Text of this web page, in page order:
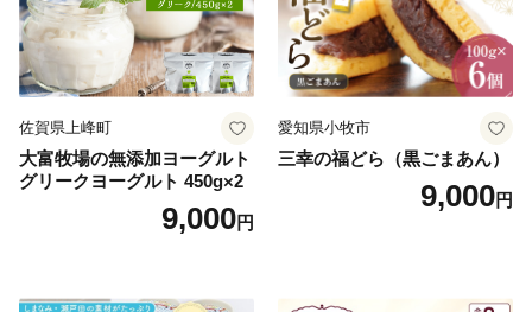
佐賀県上峰町
大富牧場の無添加ヨーグルト
グリークヨーグルト 450g×2
9,000円
愛知県小牧市
三幸の福どら（黒ごまあん）
9,000円